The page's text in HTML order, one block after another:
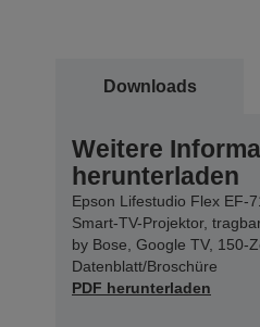
Downloads
Weitere
herunterladen
Epson Lifestudio Flex EF-
Smart-TV-Projektor,
by Bose, Google TV, 150-
Datenblatt/Broschüre
PDF herunterladen